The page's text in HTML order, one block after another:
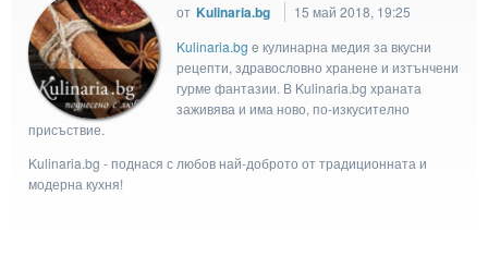
от Kulinaria.bg
15 май 2018, 19:25
Kulinaria.bg e кулинарна медия за вкусни
рецепти, здравословно хранене и изтънчени
гурме фантазии. В Kulinaria.bg храната
заживява и има ново, по-изкусително
присъствие.
Kulinaria.bg - поднася с любов най-доброто от традиционната и
модерна кухня!